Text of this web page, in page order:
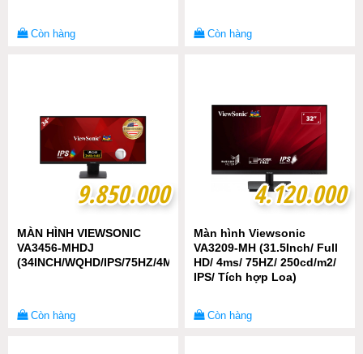
Còn hàng Còn hàng
9.850.000
9.850.000
MÀN HÌNH VIEWSONIC
VA3456-MHDJ
(34INCH/WQHD/IPS/75HZ/4MS/400NITS/HDMI+DP/LOA)
Còn hàng
4.120.000
4.120.000
Màn hình Viewsonic
VA3209-MH (31.5Inch/ Full
HD/ 4ms/ 75HZ/ 250cd/m2/
IPS/ Tích hợp Loa)
Còn hàng